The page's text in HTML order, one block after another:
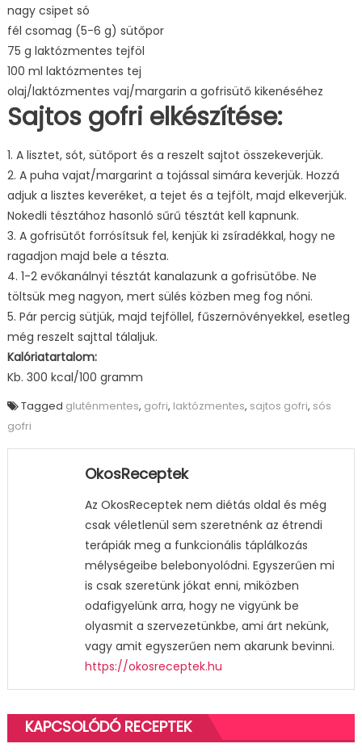
nagy csipet só
fél csomag (5-6 g) sütőpor
75 g laktózmentes tejföl
100 ml laktózmentes tej
olaj/laktózmentes vaj/margarin a gofrisütő kikenéséhez
Sajtos gofri elkészítése:
1. A lisztet, sót, sütőport és a reszelt sajtot összekeverjük.
2. A puha vajat/margarint a tojással simára keverjük. Hozzá
adjuk a lisztes keveréket, a tejet és a tejfölt, majd elkeverjük.
Nokedli tésztához hasonló sűrű tésztát kell kapnunk.
3. A gofrisütőt forrósítsuk fel, kenjük ki zsíradékkal, hogy ne
ragadjon majd bele a tészta.
4. 1-2 evőkanálnyi tésztát kanalazunk a gofrisütőbe. Ne
töltsük meg nagyon, mert sülés közben meg fog nőni.
5. Pár percig sütjük, majd tejföllel, fűszernövényekkel, esetleg
még reszelt sajttal tálaljuk.
Kalóriatartalom:
Kb. 300 kcal/100 gramm
Tagged gluténmentes, gofri, laktózmentes, sajtos gofri, sós
gofri
OkosReceptek
Az OkosReceptek nem diétás oldal és még
csak véletlenül sem szeretnénk az étrendi
terápiák meg a funkcionális táplálkozás
mélységeibe belebonyolódni. Egyszerűen mi
is csak szeretünk jókat enni, miközben
odafigyelünk arra, hogy ne vigyünk be
olyasmit a szervezetünkbe, ami árt nekünk,
vagy amit egyszerűen nem akarunk bevinni.
https://okosreceptek.hu
KAPCSOLÓDÓ RECEPTEK